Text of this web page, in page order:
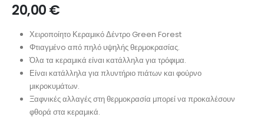
20,00€
Χειροποίητο Κεραμικό Δέντρο Green Forest
Φτιαγμένo από πηλό υψηλής θερμοκρασίας.
Όλα τα κεραμικά είναι κατάλληλα για τρόφιμα.
Είναι κατάλληλα για πλυντήριο πιάτων και φούρνο
μικροκυμάτων.
Ξαφνικές αλλαγές στη θερμοκρασία μπορεί να προκαλέσουν
φθορά στα κεραμικά.